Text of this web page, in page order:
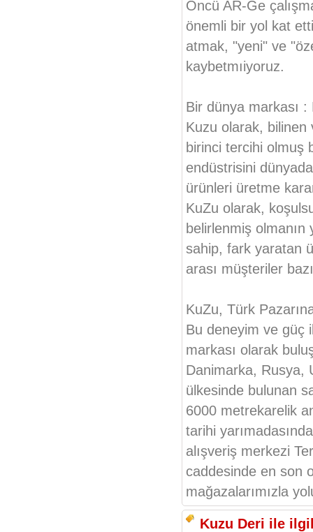
Öncü AR-Ge
önemli bir yol kat
atmak, "yeni" ve
kaybetmıiyoruz.
Bir dünya markası :
Kuzu olarak, bilinen
birinci tercihi olmuş
endüstrisini
ürünleri üretme
KuZu olarak,
belirlenmiş
sahip, fark yaratan
arası müşteriler
KuZu, Türk
Bu deneyim ve güç
markası olarak
Danimarka, Rusya,
ülkesinde bulunan
6000 metrekarelik
tarihi
alışveriş merkezi
caddesinde en son
mağazalarımızla
Kuzu Deri ile